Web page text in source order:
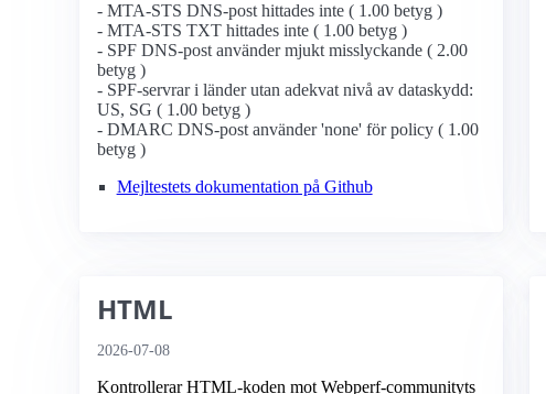
- MTA-STS DNS-post hittades inte ( 1.00 betyg )
- MTA-STS TXT hittades inte ( 1.00 betyg )
- SPF DNS-post använder mjukt misslyckande ( 2.00
betyg )
- SPF-servrar i länder utan adekvat nivå av dataskydd:
US, SG ( 1.00 betyg )
- DMARC DNS-post använder 'none' för policy ( 1.00
betyg )
Mejltestets dokumentation på Github
HTML
2026-07-08
Kontrollerar HTML-koden mot Webperf-communityts